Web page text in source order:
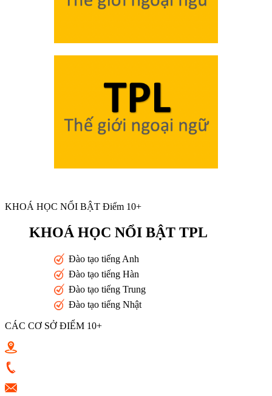
KHOÁ HỌC NỔI BẬT Điểm 10+
KHOÁ HỌC NỔI BẬT TPL
Đào tạo tiếng Anh
Đào tạo tiếng Hàn
Đào tạo tiếng Trung
Đào tạo tiếng Nhật
CÁC CƠ SỞ ĐIỂM 10+